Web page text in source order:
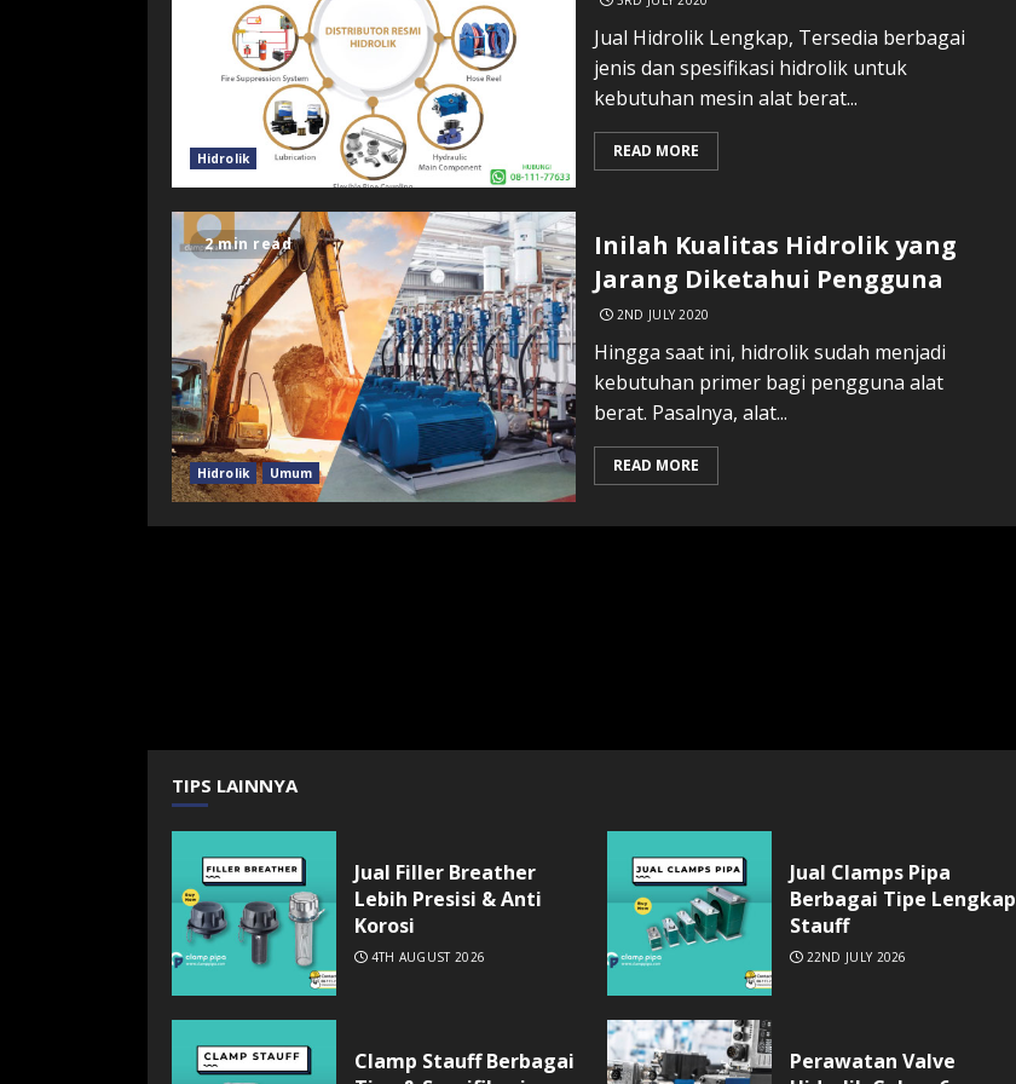
Hidrolik
Jual Hidrolik Lengkap, Tersedia berbagai
jenis dan spesifikasi hidrolik untuk
kebutuhan mesin alat berat...
READ MORE
2 min read
Hidrolik Umum
Inilah Kualitas Hidrolik yang
Jarang Diketahui Pengguna
2ND JULY 2020
Hingga saat ini, hidrolik sudah menjadi
kebutuhan primer bagi pengguna alat
berat. Pasalnya, alat...
READ MORE
TIPS LAINNYA
Jual Filler Breather
Lebih Presisi & Anti
Korosi
4TH AUGUST 2026
Jual Clamps Pipa
Berbagai Tipe Lengkap
Stauff
22ND JULY 2026
Clamp Stauff Berbagai
Perawatan Valve